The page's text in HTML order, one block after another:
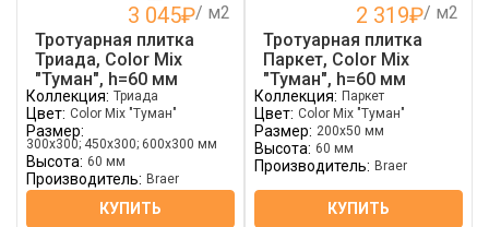
3 045₽/ м2
Тротуарная плитка
Триада, Color Mix
"Туман", h=60 мм
Коллекция: Триада
Цвет: Color Mix "Туман"
Размер:
300х300; 450х300; 600х300 мм
Высота: 60 мм
Производитель: Braer
КУПИТЬ
2 319₽/ м2
Тротуарная плитка
Паркет, Color Mix
"Туман", h=60 мм
Коллекция: Паркет
Цвет: Color Mix "Туман"
Размер: 200х50 мм
Высота: 60 мм
Производитель: Braer
КУПИТЬ